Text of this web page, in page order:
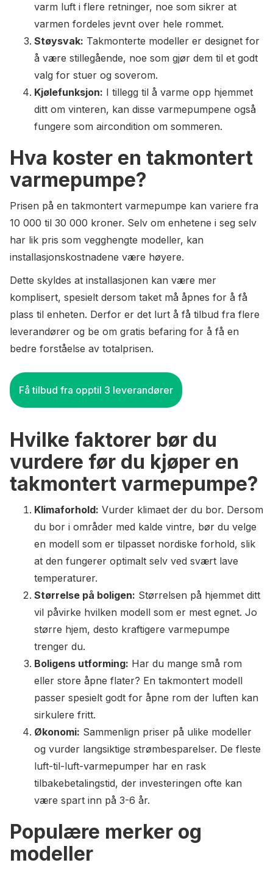
varm luft i flere retninger, noe som sikrer at
varmen fordeles jevnt over hele rommet.
Støysvak: Takmonterte modeller er designet for
å være stillegående, noe som gjør dem til et godt
valg for stuer og soverom.
Kjølefunksjon: I tillegg til å varme opp hjemmet
ditt om vinteren, kan disse varmepumpene også
fungere som aircondition om sommeren.
Hva koster en takmontert
varmepumpe?
Prisen på en takmontert varmepumpe kan variere fra
10 000 til 30 000 kroner. Selv om enhetene i seg selv
har lik pris som vegghengte modeller, kan
installasjonskostnadene være høyere.
Dette skyldes at installasjonen kan være mer
komplisert, spesielt dersom taket må åpnes for å få
plass til enheten. Derfor er det lurt å få tilbud fra flere
leverandører og be om gratis befaring for å få en
bedre forståelse av totalprisen.
Få tilbud fra opptil 3 leverandører
Hvilke faktorer bør du
vurdere før du kjøper en
takmontert varmepumpe?
Klimaforhold: Vurder klimaet der du bor. Dersom
du bor i områder med kalde vintre, bør du velge
en modell som er tilpasset nordiske forhold, slik
at den fungerer optimalt selv ved svært lave
temperaturer.
Størrelse på boligen: Størrelsen på hjemmet ditt
vil påvirke hvilken modell som er mest egnet. Jo
større hjem, desto kraftigere varmepumpe
trenger du.
Boligens utforming: Har du mange små rom
eller store åpne flater? En takmontert modell
passer spesielt godt for åpne rom der luften kan
sirkulere fritt.
Økonomi: Sammenlign priser på ulike modeller
og vurder langsiktige strømbesparelser. De fleste
luft-til-luft-varmepumper har en rask
tilbakebetalingstid, der investeringen ofte kan
være spart inn på 3-6 år.
Populære merker og
modeller